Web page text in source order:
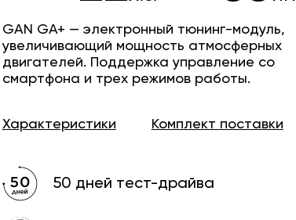
GAN GA+ — электронный тюнинг-модуль,
увеличивающий мощность атмосферных
двигателей. Поддержка управление со
смартфона и трех режимов работы.
Характеристики Комплект поставки
50 дней тест-драйва